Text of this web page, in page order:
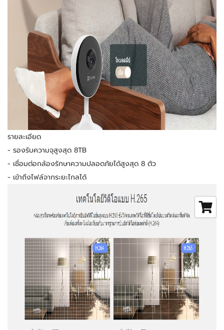
รายละเอียด
- รองรับความจุสูงสุด 8TB
- เชื่อมต่อกล้องรักษาความปลอดภัยได้สูงสุด 8 ตัว
- เข้าถึงไฟล์จากระยะไกลได้